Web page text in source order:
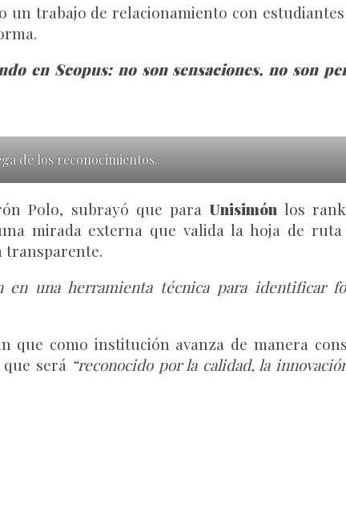
un trabajo de relacionamiento con
en Scopus: no son sensaciones, no son
de los reconocimientos.
Polo, subrayó que para Unisimón los
mirada externa que valida la hoja de
transparente.
en una herramienta técnica para identificar
que como institución avanza de manera
será “reconocido por la calidad, la